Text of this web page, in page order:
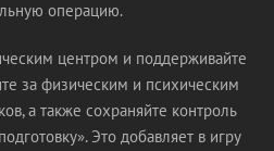
операцию.
центром и поддерживайте
за физическим и психическим
а также сохраняйте контроль
Это добавляет в игру